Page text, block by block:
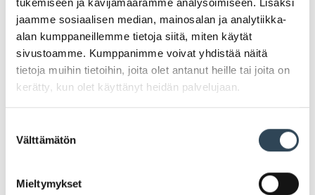
tukemiseen ja kävijämäärämme analysoimiseen. Lisäksi
jaamme sosiaalisen median, mainosalan ja analytiikka-
alan kumppaneillemme tietoja siitä, miten käytät
sivustoamme. Kumppanimme voivat yhdistää näitä
tietoja muihin tietoihin, joita olet antanut heille tai joita on
kerätty, kun olet käyttänyt heidän palvelujaan.
valinta
Välttämätön
Mieltymykset
Uuden liiketilan synttärit!